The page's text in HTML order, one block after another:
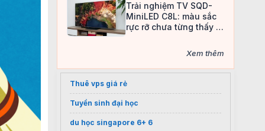
Trải nghiệm TV SQD-
MiniLED C8L: màu sắc
rực rỡ chưa từng thấy ở
Xem thêm
Thuê vps giá rẻ
Tuyển sinh đại học
du học singapore 6+ 6